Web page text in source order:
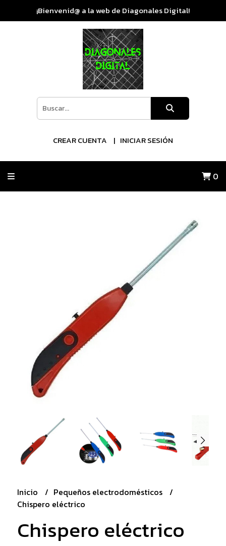
¡Bienvenid@ a la web de Diagonales Digital!
CREAR CUENTA INICIAR SESIÓN
0
Inicio
Pequeños electrodomésticos
Chispero eléctrico
Chispero eléctrico